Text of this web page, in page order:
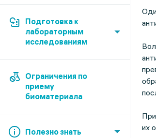
Подготовка к
лабораторным
исследованиям
Ограничения по
приему
биоматериала
Полезно знать
их